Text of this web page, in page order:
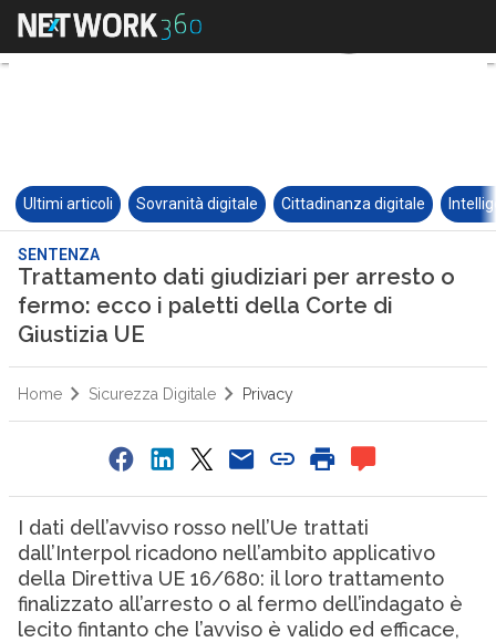
Ultimi articoli Sovranità digitale Cittadinanza digitale
SENTENZA
Trattamento dati giudiziari per arresto o
fermo: ecco i paletti della Corte di
Giustizia UE
Home Sicurezza Digitale Privacy
I dati dell’avviso rosso nell’Ue trattati
dall’Interpol ricadono nell’ambito applicativo
della Direttiva UE 16/680: il loro trattamento
finalizzato all’arresto o al fermo dell’indagato è
lecito fintanto che l’avviso è valido ed efficace,